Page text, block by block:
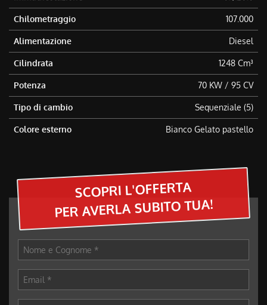
Chilometraggio 107.000
Alimentazione Diesel
Cilindrata 1248 Cm³
Potenza 70 KW / 95 CV
Tipo di cambio Sequenziale (5)
Colore esterno Bianco Gelato pastello
SCOPRI L'OFFERTA
PER AVERLA SUBITO TUA!
funzionamento
di
strumenti
di
tracciamento
si
rimanda
alla
cookie
e
modificare
le
tue
scelte
in
qualsiasi
momento.